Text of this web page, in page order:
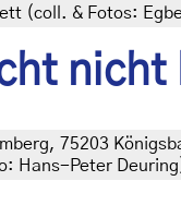
(coll. & Fotos:
nicht
75203
Hans-Peter